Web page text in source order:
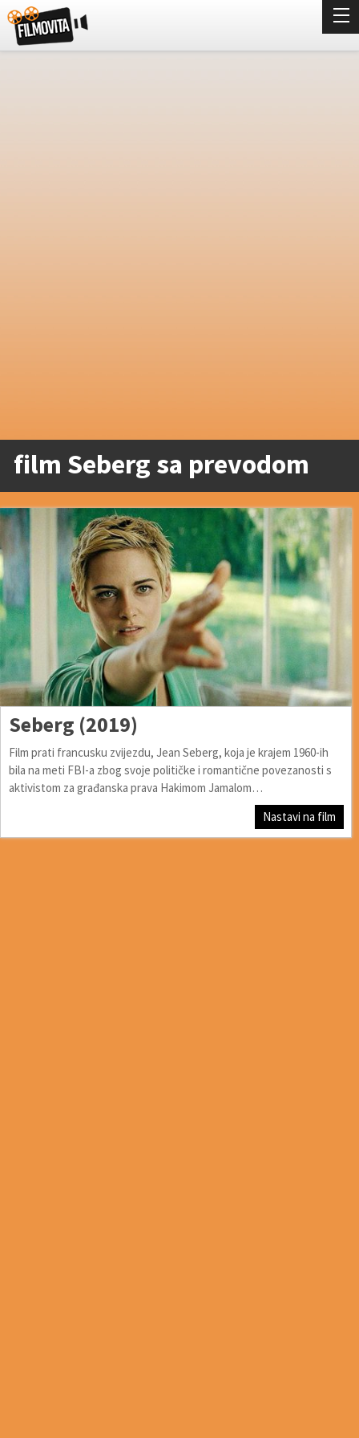
film Seberg sa prevodom
Seberg (2019)
Film prati francusku zvijezdu, Jean Seberg, koja je krajem 1960-ih
bila na meti FBI-a zbog svoje političke i romantične povezanosti s
aktivistom za građanska prava Hakimom Jamalom…
Nastavi na film